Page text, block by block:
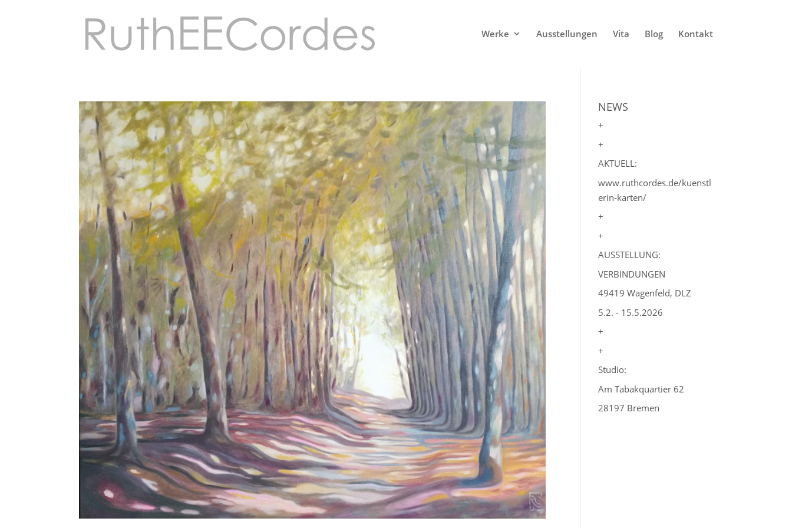
Werke Ausstellungen Vita Blog Kontakt
NEWS
+
+
AKTUELL:
www.ruthcordes.de/kuenstl
erin-karten/
+
+
AUSSTELLUNG:
VERBINDUNGEN
49419 Wagenfeld, DLZ
5.2. - 15.5.2026
+
+
Studio:
Am Tabakquartier 62
28197 Bremen